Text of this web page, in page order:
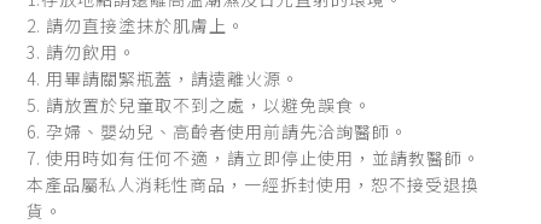
2. 請勿直接塗抹於肌膚上。
3. 請勿飲用。
4. 用畢請關緊瓶蓋，請遠離火源。
5. 請放置於兒童取不到之處，以避免誤食。
6. 孕婦、嬰幼兒、高齡者使用前請先洽詢醫師。
7. 使用時如有任何不適，請立即停止使用，並請教醫師。
本產品屬私人消耗性商品，一經拆封使用，恕不接受退換
貨。